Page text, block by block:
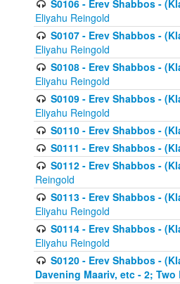
S0106 - Erev Shabbos -
Eliyahu Reingold
S0107 - Erev Shabbos -
Eliyahu Reingold
S0108 - Erev Shabbos -
Eliyahu Reingold
S0109 - Erev Shabbos -
Eliyahu Reingold
S0110 - Erev Shabbos -
S0111 - Erev Shabbos -
S0112 - Erev Shabbos -
Reingold
S0113 - Erev Shabbos -
Eliyahu Reingold
S0114 - Erev Shabbos -
Eliyahu Reingold
S0120 - Erev Shabbos -
Davening Maariv, etc - 2;